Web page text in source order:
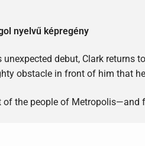
nyelvű képregény
unexpected debut, Clark
obstacle in front of him that
of the people of Metropolis—and